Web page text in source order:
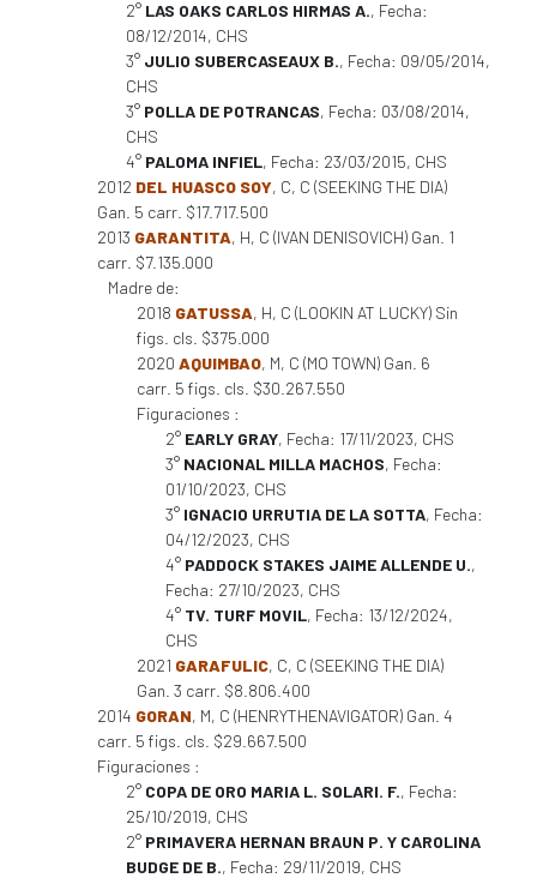
2° LAS OAKS CARLOS HIRMAS A., Fecha:
08/12/2014, CHS
3° JULIO SUBERCASEAUX B., Fecha: 09/05/2014,
CHS
3° POLLA DE POTRANCAS, Fecha: 03/08/2014,
CHS
4° PALOMA INFIEL, Fecha: 23/03/2015, CHS
2012 DEL HUASCO SOY, C, C (SEEKING THE DIA)
Gan. 5 carr. $17.717.500
2013 GARANTITA, H, C (IVAN DENISOVICH) Gan. 1
carr. $7.135.000
Madre de:
2018 GATUSSA, H, C (LOOKIN AT LUCKY) Sin
figs. cls. $375.000
2020 AQUIMBAO, M, C (MO TOWN) Gan. 6
carr. 5 figs. cls. $30.267.550
Figuraciones :
2° EARLY GRAY, Fecha: 17/11/2023, CHS
3° NACIONAL MILLA MACHOS, Fecha:
01/10/2023, CHS
3° IGNACIO URRUTIA DE LA SOTTA, Fecha:
04/12/2023, CHS
4° PADDOCK STAKES JAIME ALLENDE U.,
Fecha: 27/10/2023, CHS
4° TV. TURF MOVIL, Fecha: 13/12/2024,
CHS
2021 GARAFULIC, C, C (SEEKING THE DIA)
Gan. 3 carr. $8.806.400
2014 GORAN, M, C (HENRYTHENAVIGATOR) Gan. 4
carr. 5 figs. cls. $29.667.500
Figuraciones :
2° COPA DE ORO MARIA L. SOLARI. F., Fecha:
25/10/2019, CHS
2° PRIMAVERA HERNAN BRAUN P. Y CAROLINA
BUDGE DE B., Fecha: 29/11/2019, CHS